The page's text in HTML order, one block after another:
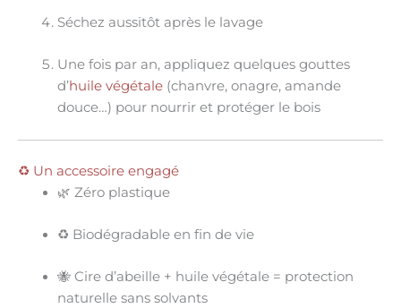
Séchez aussitôt après le lavage
Une fois par an, appliquez quelques gouttes
d’huile végétale(chanvre, onagre, amande
douce…) pour nourrir et protéger le bois
♻️ Un accessoire engagé
🌿 Zéro plastique
♻️ Biodégradableen fin de vie
🐝 Cire d’abeille + huile végétale= protection
naturelle sans solvants